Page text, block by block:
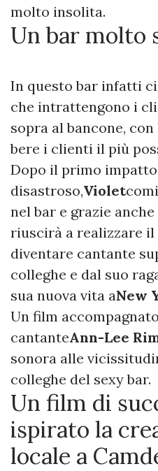
molto insolita.
Un bar molto
In questo bar infatti
che intrattengono i
sopra al bancone,
bere i clienti il più
Dopo il primo
disastroso,Violet
nel bar e grazie
riuscirà a realizzare il
diventare cantante
colleghe e dal suo
sua nuova vita aNew
Un film
cantanteAnn-Lee
sonora alle
colleghe del sexy bar.
Un film di
ispirato la
locale a